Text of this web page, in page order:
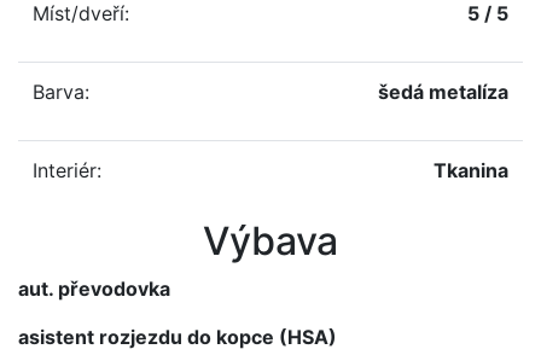
Míst/dveří: 5 / 5
Barva: šedá metalíza
Interiér: Tkanina
Výbava
aut. převodovka
asistent rozjezdu do kopce (HSA)